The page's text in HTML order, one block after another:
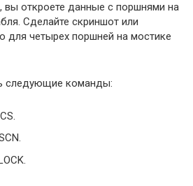
вы откроете данные с поршнями на
Сделайте скриншот или
для четырех поршней на мостике
следующие команды: